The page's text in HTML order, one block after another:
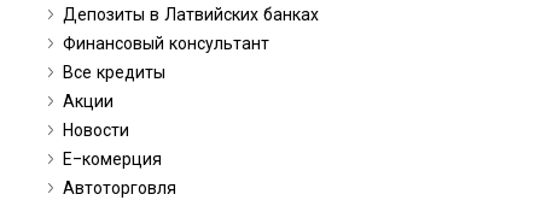
Депозиты в Латвийских банках
Финансовый консультант
Все кредиты
Акции
Новости
Е-комерция
Автоторговля